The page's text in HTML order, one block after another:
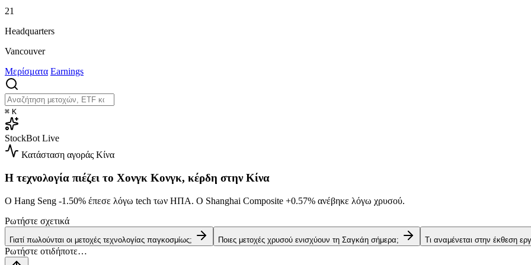
21
Headquarters
Vancouver
Μερίσματα Earnings
⌘ K
StockBot Live
Κατάσταση αγοράς Κίνα
Η τεχνολογία πιέζει το Χονγκ Κονγκ, κέρδη στην Κίνα
Ο Hang Seng -1.50% έπεσε λόγω tech των ΗΠΑ. Ο Shanghai Composite +0.57% ανέβηκε λόγω χρυσού.
Ρωτήστε σχετικά
Γιατί πωλούνται οι μετοχές τεχνολογίας παγκοσμίως; Ποιες μετοχές χρυσού ενισχύουν τη Σαγκάη σήμερα; Τι αναμένεται στην έκθεση